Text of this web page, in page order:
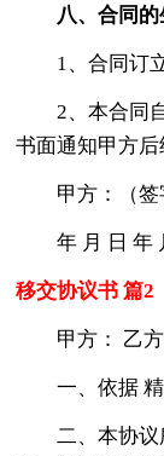
八、合同
1、合同订
2、本合同
书面通知甲方后
甲方：（
年 月 日 年
移交协议书 篇2
甲方： 乙方
一、依据
二、本协